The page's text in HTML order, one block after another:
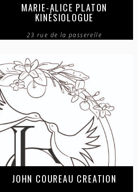
MARIE-ALICE PLATON
KINÉSIOLOGUE
23 rue de la passerelle
JOHN COUREAU CREATION